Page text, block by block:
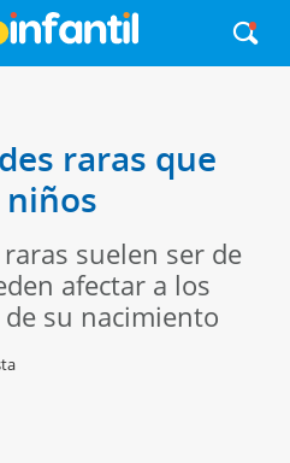
raras que
niños
suelen ser de
afectar a los
su nacimiento